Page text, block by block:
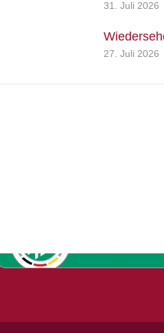
31. Juli 2026
27. Juli 2026